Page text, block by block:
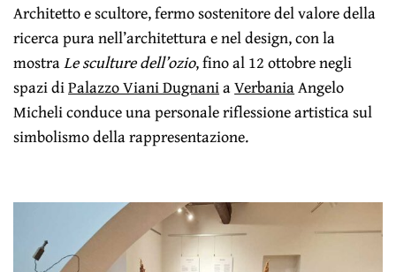
Architetto e scultore, fermo sostenitore del valore della
ricerca pura nell’architettura e nel design, con la
mostraLe sculture dell’ozio, fino al 12 ottobre negli
spazi diPalazzo Viani DugnaniaVerbaniaAngelo
Micheli conduce una personale riflessione artistica sul
simbolismo della rappresentazione.